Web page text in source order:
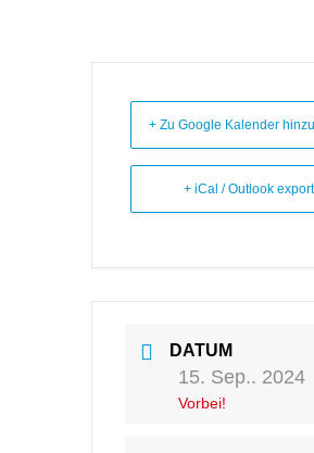
+ Zu Google Kalender
+ iCal / Outlook export
DATUM
15. Sep.. 2024
Vorbei!